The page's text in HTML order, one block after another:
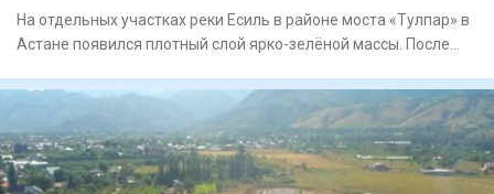
На отдельных участках реки Есиль в районе моста «Тулпар» в
Астане появился плотный слой ярко-зелёной массы. После